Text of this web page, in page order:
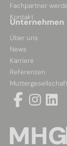
Fachpartner
Kontakt
Unternehmen
Über uns
News
Karriere
Referenzen